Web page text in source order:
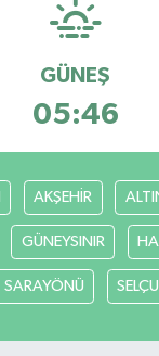
GÜNEŞ
05:46
AKŞEHİR
GÜNEYSINIR
SARAYÖNÜ